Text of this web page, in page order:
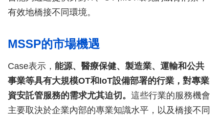
有效地橋接不同環境。
MSSP的市場機遇
Case表示， 能源、醫療保健、製造業、運輸和公共
事業等具有大規模OT和IoT設備部署的行業，對專業
資安託管服務的需求尤其迫切。 這些行業的服務機會
主要取決於企業內部的專業知識水平，以及橋接不同